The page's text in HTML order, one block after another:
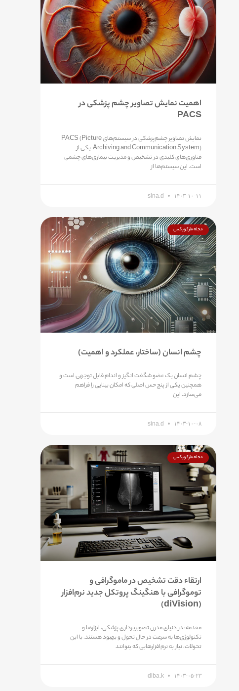
اهمیت نمایش تصاویر چشم پزشکی در
PACS
نمایش تصاویر چشم‌پزشکی در سیستم‌های PACS (Picture
Archiving and Communication System) یکی از
فناوری‌های کلیدی در تشخیص و مدیریت بیماری‌های چشمی
است. این سیستم‌ها از
sina.d ۱۴۰۳-۱۰-۱۱
مجله مارکوپکس
چشم انسان (ساختار، عملکرد و اهمیت)
چشم انسان یک عضو شگفت انگیز و اندام قابل توجهی است و
همچنین یکی از پنج حس اصلی که امکان بینایی را فراهم
می‌سازد. این
sina.d ۱۴۰۳-۱۰-۰۸
مجله مارکوپکس
ارتقاء دقت تشخیص در ماموگرافی و
توموگرافی با هنگینگ پروتکل جدید نرم‌افزار
(diVision)
مقدمه: در دنیای مدرن تصویربرداری پزشکی، ابزارها و
تکنولوژی‌ها به سرعت در حال تحول و بهبود هستند. با این
تحولات، نیاز به نرم‌افزارهایی که بتوانند
diba.k ۱۴۰۳-۰۵-۲۳